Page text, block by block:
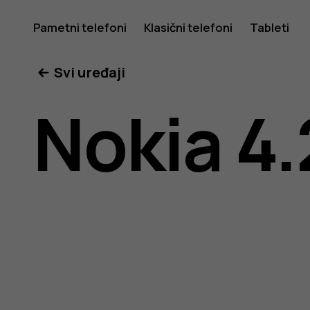
Nokia
4.2
uputstvo
Pametni telefoni Klasični telefoni Tableti
Svi uređaji
Nokia